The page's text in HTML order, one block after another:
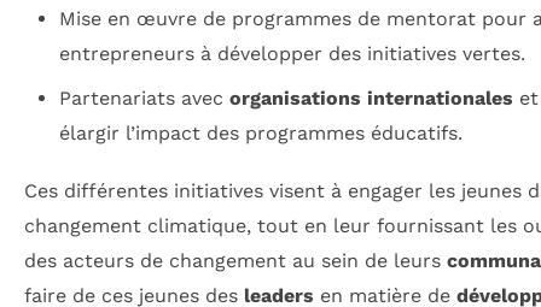
Mise en œuvre de programmes de mentorat pour
entrepreneurs à développer des initiatives vertes.
Partenariats avec organisations internationales
élargir l’impact des programmes éducatifs.
Ces différentes initiatives visent à engager les jeunes
changement climatique, tout en leur fournissant les
des acteurs de changement au sein de leurs
faire de ces jeunes des leaders en matière de